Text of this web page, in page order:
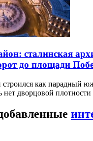
сталинская
до площади
как парадный
нет дворцовой